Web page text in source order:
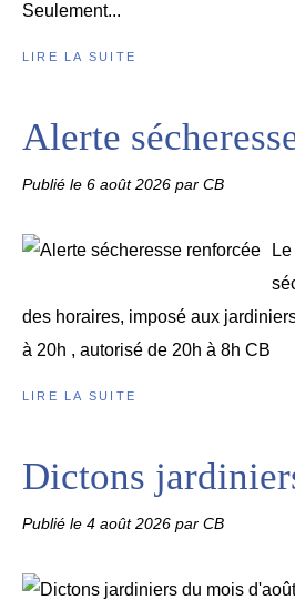
Seulement...
LIRE LA SUITE
Alerte
Publié le 6 août 2026 par CB
des horaires, imposé aux
à 20h , autorisé de 20h à 8h CB
LIRE LA SUITE
Dictons
Publié le 4 août 2026 par CB